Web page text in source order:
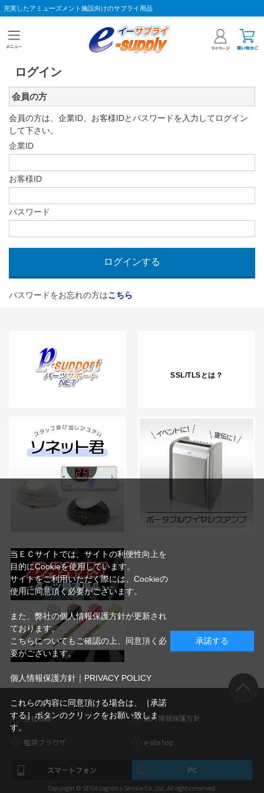
充実したアミューズメント施設向けのサプライ用品
ログイン
会員の方
会員の方は、企業ID、お客様IDとパスワードを入力してログイン
して下さい。
企業ID
お客様ID
パスワード
パスワードをお忘れの方はこちら
SSL/TLSとは？
会社概要 個人情報保護方針
推奨ブラウザ e-site top
スマートフォン PC
Copyright © SEGA Logistics Service Co.,Ltd. All rights reserved.
当ＥＣサイトでは、サイトの利便性向上を
目的にCookieを使用しています。
サイトをご利用いただく際には、Cookieの
使用に同意頂く必要がございます。
また、弊社の個人情報保護方針が更新され
ております。
こちらについてもご確認の上、同意頂く必
要がございます。
個人情報保護方針｜PRIVACY POLICY
これらの内容に同意頂ける場合は、［承諾
する］ボタンのクリックをお願い致しま
す。
承諾する